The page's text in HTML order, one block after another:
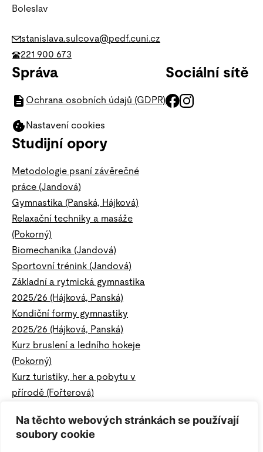
Na těchto webových stránkách se používají
soubory cookie
Boleslav
stanislava.sulcova@pedf.cuni.cz
221 900 673
Správa
Ochrana osobních údajů (GDPR)
Nastavení cookies
Sociální sítě
Studijní opory
Metodologie psaní závěrečné
práce (Jandová)
Gymnastika (Panská, Hájková)
Relaxační techniky a masáže
(Pokorný)
Biomechanika (Jandová)
Sportovní trénink (Jandová)
Základní a rytmická gymnastika
2025/26 (Hájková, Panská)
Kondiční formy gymnastiky
2025/26 (Hájková, Panská)
Kurz bruslení a ledního hokeje
(Pokorný)
Kurz turistiky, her a pobytu v
přírodě (Fořterová)
(Fořterová)
Basic skiing (Fořterová)